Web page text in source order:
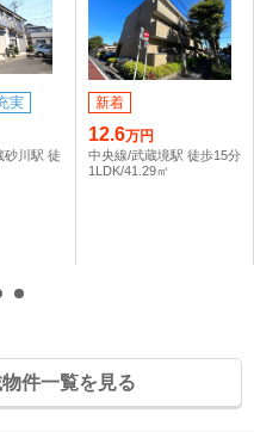
実
砂川駅 徒
新着
12.6万円
中央線/武蔵境駅 徒歩15分
1LDK/41.29㎡
件一覧を見る